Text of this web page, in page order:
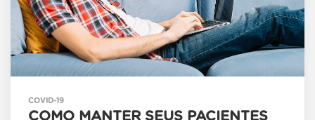
COVID-19
COMO MANTER SEUS PACIENTES